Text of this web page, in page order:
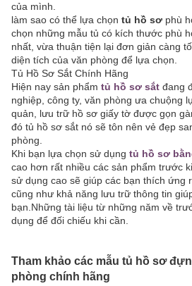
của mình.
làm sao có thể lựa chọn tủ hồ sơ phù
chọn những mẫu tủ có kích thước phù
nhất, vừa thuận tiện lại đơn giản càng
diện tích của văn phòng để lựa chọn.
Tủ Hồ Sơ Sắt Chính Hãng
Hiện nay sản phẩm tủ hồ sơ sắt đang
nghiệp, công ty, văn phòng ưa chuộng
quản, lưu trữ hồ sơ giấy tờ được gọn
đó tủ hồ sơ sắt nó sẽ tôn nên vẻ đẹp
phòng.
Khi bạn lựa chọn sử dụng tủ hồ sơ
cao hơn rất nhiều các sản phẩm trước
sử dụng cao sẽ giúp các bạn thích ứng
cũng như khả năng lưu trữ thông tin
bạn.Những tài liệu từ những năm về
dụng để đối chiếu khi cần.
Tham khảo các mẫu tủ hồ sơ
phòng chính hãng